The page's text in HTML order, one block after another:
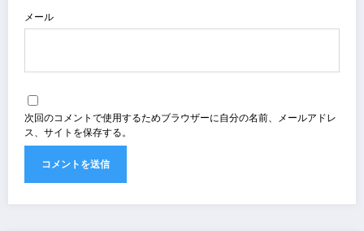
メール
次回のコメントで使用するためブラウザーに自分の名前、メールアドレ
ス、サイトを保存する。